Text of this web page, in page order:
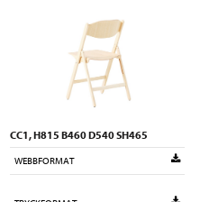
CC1, H815 B460 D540 SH465
WEBBFORMAT